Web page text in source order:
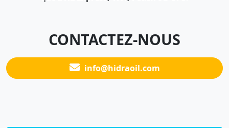
CONTACTEZ-NOUS
info@hidraoil.com